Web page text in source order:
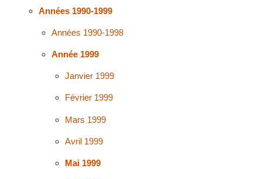
Années 1990-1999
Années 1990-1998
Année 1999
Janvier 1999
Février 1999
Mars 1999
Avril 1999
Mai 1999